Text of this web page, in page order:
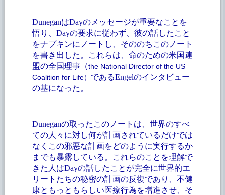
DuneganはDayのメッセージが重要なことを
悟り、Dayの要求に従わず、彼の話したこと
をナプキンにノートし、そののちこのノート
を書き出した。これらは、命のための米国連
盟の全国理事（the National Director of the US
Coalition for Life） であるEngelのインタビュー
の基になった。
Duneganの取ったこのノートは、世界のすべ
ての人々に対し何が計画されているだけでは
なくこの邪悪な計画をどのように実行するか
までも暴露している。これらのことを理解で
きた人はDayの話したことが完全に世界的エ
リートたちの秘密の計画の反復であり、不健
康ともっともらしい医療行為を増進させ、そ